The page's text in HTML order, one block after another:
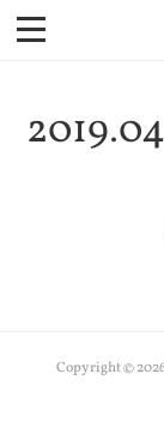
2019.04
Copyright ©